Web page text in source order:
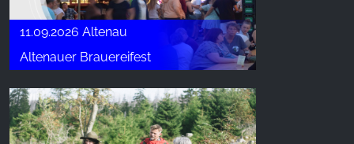
11.09.2026 Altenau
Altenauer Brauereifest